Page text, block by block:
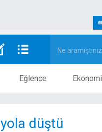
Eğlence Ekonomi
düştü